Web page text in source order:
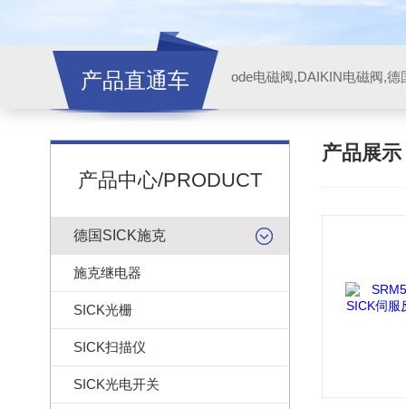
产品直通车 ode电磁阀,DAIKIN电磁阀,
产品中心/PRODUCT
德国SICK施克
施克继电器
SICK光栅
SICK扫描仪
SICK光电开关
产品展示